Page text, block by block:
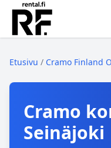
Etusivu / Cramo Finland
Cramo
Seinäjoki